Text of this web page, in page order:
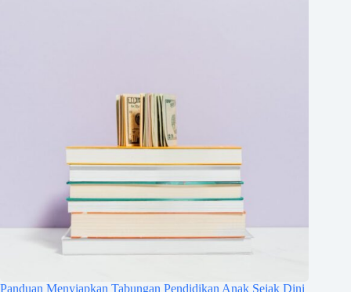
Panduan Menyiapkan Tabungan Pendidikan Anak Sejak Dini